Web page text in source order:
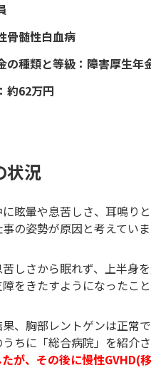
骨髄性白血病
の種類と等級：障害厚生年
約62万円
状況
眩暈や息苦しさ、耳鳴り
の姿勢が原因と考えてい
しさから眠れず、上半身
をきたすようになったこ
、胸部レントゲンは正常
ちに「総合病院」を紹介さ
が、その後に慢性GVHD(